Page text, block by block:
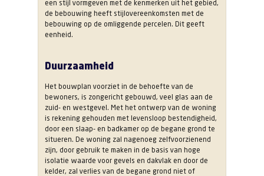
een stijl vormgeven met de kenmerken uit het gebied,
de bebouwing heeft stijlovereenkomsten met de
bebouwing op de omliggende percelen. Dit geeft
eenheid.
Duurzaamheid
Het bouwplan voorziet in de behoefte van de
bewoners, is zongericht gebouwd, veel glas aan de
zuid- en westgevel. Met het ontwerp van de woning
is rekening gehouden met levensloop bestendigheid,
door een slaap- en badkamer op de begane grond te
situeren. De woning zal nagenoeg zelfvoorzienend
zijn, door gebruik te maken in de basis van hoge
isolatie waarde voor gevels en dakvlak en door de
kelder, zal verlies van de begane grond niet of